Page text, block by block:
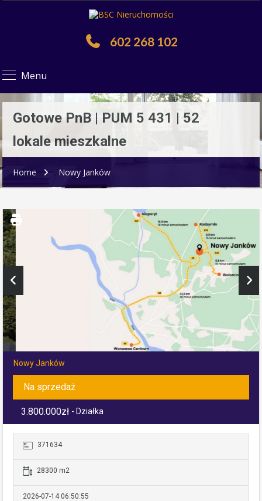
602 268 102
Menu
Gotowe PnB | PUM 5 431 | 52
lokale mieszkalne
Home Nowy Janków
Nowy Janków
Na sprzedaż
3.800.000zł - Działka
371634
28300 m2
2026-07-14 06:50:55